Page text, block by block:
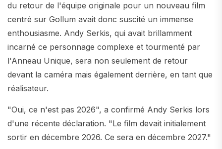
du retour de l'équipe originale pour un nouveau film
centré sur Gollum avait donc suscité un immense
enthousiasme. Andy Serkis, qui avait brillamment
incarné ce personnage complexe et tourmenté par
l'Anneau Unique, sera non seulement de retour
devant la caméra mais également derrière, en tant que
réalisateur.
"Oui, ce n'est pas 2026", a confirmé Andy Serkis lors
d'une récente déclaration. "Le film devait initialement
sortir en décembre 2026. Ce sera en décembre 2027."